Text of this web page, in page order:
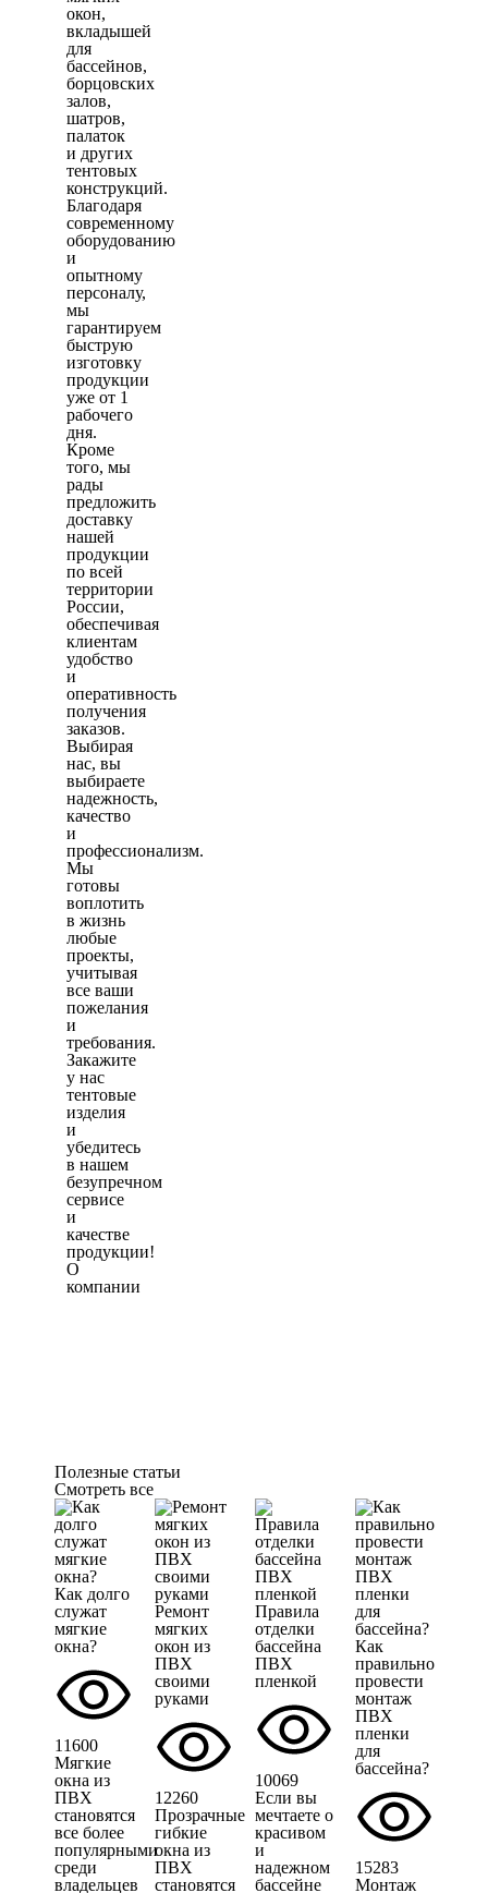
окон,
вкладышей
для
бассейнов,
борцовских
залов,
шатров,
палаток
и других
тентовых
конструкций.
Благодаря
современному
оборудованию
и
опытному
персоналу,
мы
гарантируем
быструю
изготовку
продукции
уже от 1
рабочего
дня.
Кроме
того, мы
рады
предложить
доставку
нашей
продукции
по всей
территории
России,
обеспечивая
клиентам
удобство
и
оперативность
получения
заказов.
Выбирая
нас, вы
выбираете
надежность,
качество
и
профессионализм.
Мы
готовы
воплотить
в жизнь
любые
проекты,
учитывая
все ваши
пожелания
и
требования.
Закажите
у нас
тентовые
изделия
и
убедитесь
в нашем
безупречном
сервисе
и
качестве
продукции!
О
компании
Полезные статьи
Смотреть все
Как долго
служат
мягкие
окна?
11600
Мягкие
окна из
ПВХ
становятся
все более
популярными
среди
владельцев
Ремонт
мягких
окон из
ПВХ
своими
руками
12260
Прозрачные
гибкие
окна из
ПВХ
становятся
Правила
отделки
бассейна
ПВХ
пленкой
10069
Если вы
мечтаете о
красивом
и
надежном
бассейне
Как
правильно
провести
монтаж
ПВХ
пленки
для
бассейна?
15283
Монтаж